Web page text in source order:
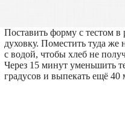
Поставить форму с тестом в
духовку. Поместить туда
с водой, чтобы хлеб не
Через 15 минут уменьшить
градусов и выпекать ещё 40